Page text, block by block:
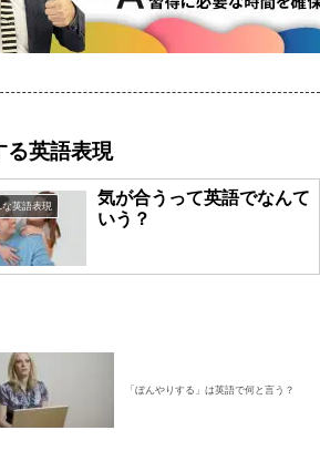
る英語表現
英語表現
気が合うって英語でなんて
いう？
「ぼんやりする」は英語で何と言う？